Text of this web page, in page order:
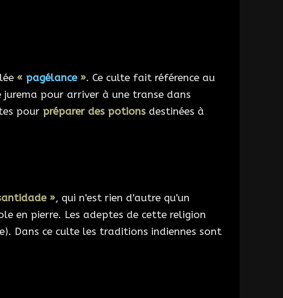
« pagélance». Ce culte fait référence au
jurema pour arriver à une transe dans
pour préparer des potions destinées à
», qui n'est rien d'autre qu'un
en pierre. Les adeptes de cette religion
Dans ce culte les traditions indiennes sont